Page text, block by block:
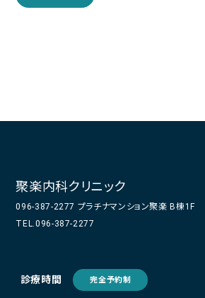
聚楽内科クリニック
096-387-2277 プラチナマンション聚楽 B棟1F
TEL.096-387-2277
診療時間 完全予約制